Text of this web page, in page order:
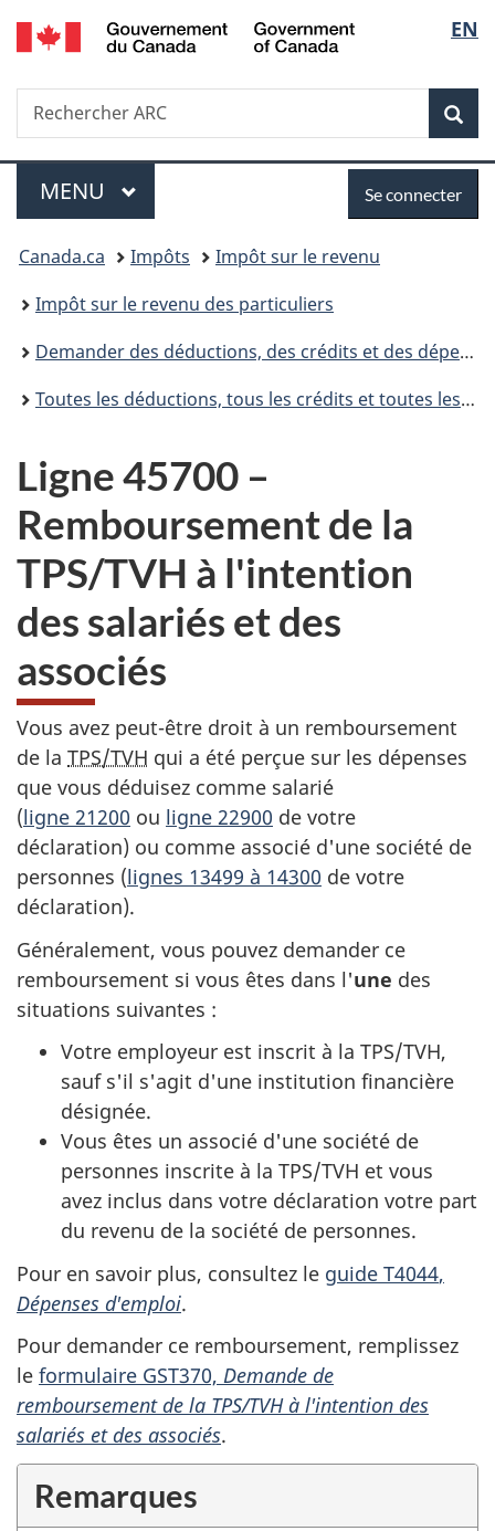
Passer
au
Passer
à
du
Passer
à
simplifiée
de
la
EN
Recherche
Rechercher
ARC
Menu
MENU PRINCIPAL
connecter
Se connecter
Vous
êtes
ici :
Canada.ca Impôts
Impôt sur le revenu
Impôt sur le revenu des particuliers
Demander des déductions, des crédits et des dépenses
Toutes les déductions, tous les crédits et toutes les dépenses
Ligne 45700 –
Remboursement de la
TPS/TVH à l'intention
des salariés et des
associés
Vous avez peut-être droit à un remboursement
de la TPS/TVH qui a été perçue sur les dépenses
que vous déduisez comme salarié
(ligne 21200 ou ligne 22900 de votre
déclaration) ou comme associé d'une société de
personnes (lignes 13499 à 14300 de votre
déclaration).
Généralement, vous pouvez demander ce
remboursement si vous êtes dans l'une des
situations suivantes :
Votre employeur est inscrit à la TPS/TVH,
sauf s'il s'agit d'une institution financière
désignée.
Vous êtes un associé d'une société de
personnes inscrite à la TPS/TVH et vous
avez inclus dans votre déclaration votre part
du revenu de la société de personnes.
Pour en savoir plus, consultez le guide T4044,
Dépenses d'emploi.
Pour demander ce remboursement, remplissez
le formulaire GST370, Demande de
remboursement de la TPS/TVH à l'intention des
salariés et des associés.
Remarques